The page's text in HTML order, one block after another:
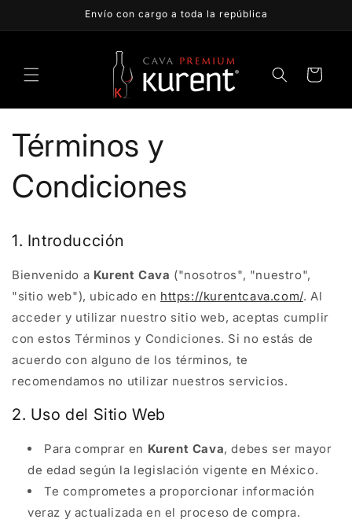
directamente
al contenido
Envío con cargo a toda la república
Carrito
Términos y
Condiciones
1. Introducción
Bienvenido a Kurent Cava ("nosotros", "nuestro",
"sitio web"), ubicado en https://kurentcava.com/. Al
acceder y utilizar nuestro sitio web, aceptas cumplir
con estos Términos y Condiciones. Si no estás de
acuerdo con alguno de los términos, te
recomendamos no utilizar nuestros servicios.
2. Uso del Sitio Web
Para comprar en Kurent Cava, debes ser mayor
de edad según la legislación vigente en México.
Te comprometes a proporcionar información
veraz y actualizada en el proceso de compra.